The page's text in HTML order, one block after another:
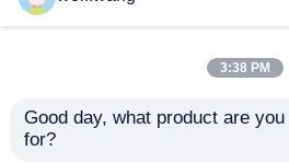
3:38 PM
Good day, what product are
for?